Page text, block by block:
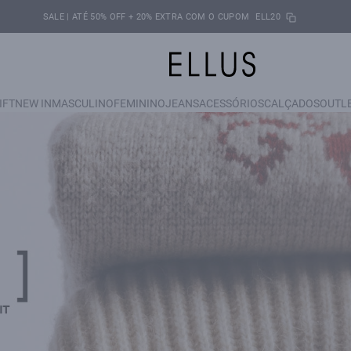
SALE | ATÉ 50% OFF + 20% EXTRA COM O CUPOM ELL20
NEW INMASCULINOFEMININOJEANSACESSÓRIOSCALÇADOS